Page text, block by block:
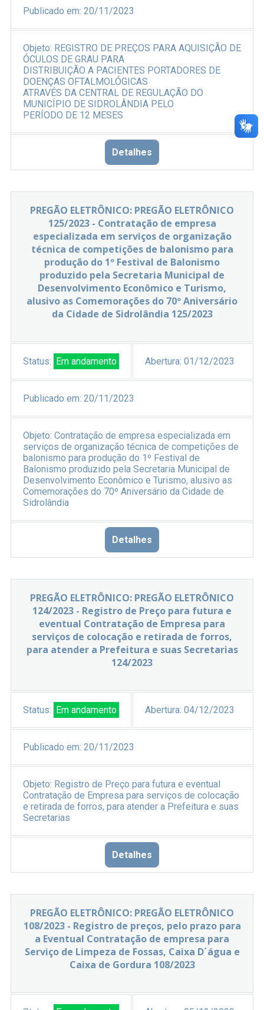
Publicado em: 20/11/2023
Objeto: REGISTRO DE PREÇOS PARA AQUISIÇÃO DE
ÓCULOS DE GRAU PARA
DISTRIBUIÇÃO A PACIENTES PORTADORES DE
DOENÇAS OFTALMOLÓGICAS
ATRAVÉS DA CENTRAL DE REGULAÇÃO DO
MUNICÍPIO DE SIDROLÂNDIA PELO
PERÍODO DE 12 MESES
Detalhes
PREGÃO ELETRÔNICO: PREGÃO ELETRÔNICO
125/2023 - Contratação de empresa
especializada em serviços de organização
técnica de competições de balonismo para
produção do 1º Festival de Balonismo
produzido pela Secretaria Municipal de
Desenvolvimento Econômico e Turismo,
alusivo as Comemorações do 70º Aniversário
da Cidade de Sidrolândia 125/2023
Status: Em andamento Abertura: 01/12/2023
Publicado em: 20/11/2023
Objeto: Contratação de empresa especializada em
serviços de organização técnica de competições de
balonismo para produção do 1º Festival de
Balonismo produzido pela Secretaria Municipal de
Desenvolvimento Econômico e Turismo, alusivo as
Comemorações do 70º Aniversário da Cidade de
Sidrolândia
Detalhes
PREGÃO ELETRÔNICO: PREGÃO ELETRÔNICO
124/2023 - Registro de Preço para futura e
eventual Contratação de Empresa para
serviços de colocação e retirada de forros,
para atender a Prefeitura e suas Secretarias
124/2023
Status: Em andamento Abertura: 04/12/2023
Publicado em: 20/11/2023
Objeto: Registro de Preço para futura e eventual
Contratação de Empresa para serviços de colocação
e retirada de forros, para atender a Prefeitura e suas
Secretarias
Detalhes
PREGÃO ELETRÔNICO: PREGÃO ELETRÔNICO
108/2023 - Registro de preços, pelo prazo para
a Eventual Contratação de empresa para
Serviço de Limpeza de Fossas, Caixa D´água e
Caixa de Gordura 108/2023